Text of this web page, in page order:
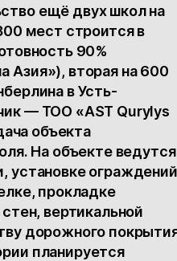
ещё двух школ на
мест строится в
90%
вторая на 600
в Усть-
— ТОО «AST Qurylys
объекта
На объекте ведутся
установке ограждений
прокладке
вертикальной
дорожного
планируется